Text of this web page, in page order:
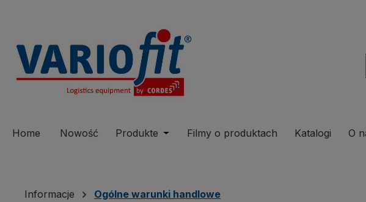
Home Nowość Produkte Open or close the dropdown menu from
Filmy o produktach Katalogi O
Informacje Ogólne warunki handlowe